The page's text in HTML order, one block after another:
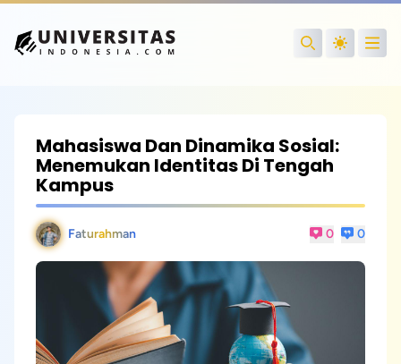
Search
Mahasiswa Dan Dinamika Sosial:
Menemukan Identitas Di Tengah
Kampus
Faturahman 0 0